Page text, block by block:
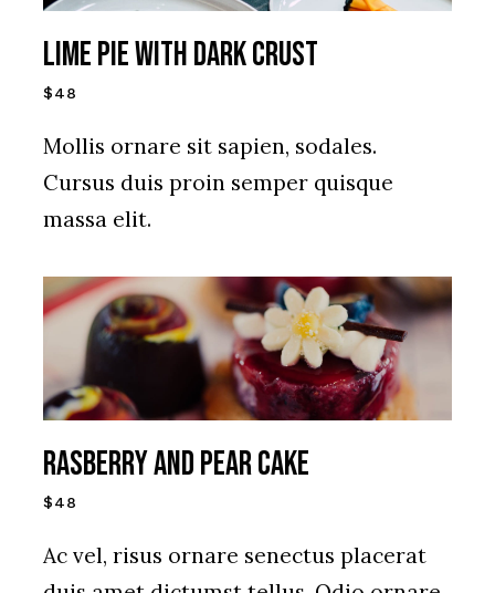
LIME PIE WITH DARK CRUST
$48
Mollis ornare sit sapien, sodales.
Cursus duis proin semper quisque
massa elit.
RASBERRY AND PEAR CAKE
$48
Ac vel, risus ornare senectus placerat